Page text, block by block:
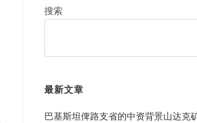
搜索
最新文章
巴基斯坦俾路支省的中资背景山达克